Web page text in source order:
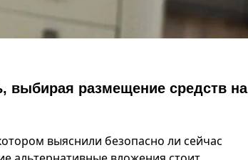
выбирая размещение средств на
выяснили безопасно ли сейчас